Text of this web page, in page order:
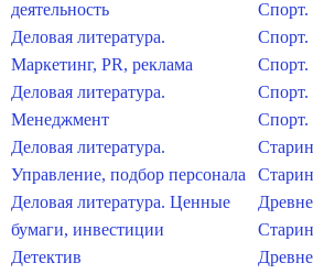
деятельность
Деловая литература.
Маркетинг, PR, реклама
Деловая литература.
Менеджмент
Деловая литература.
Управление, подбор персонала
Деловая литература. Ценные
бумаги, инвестиции
Детектив
Спорт.
Спорт.